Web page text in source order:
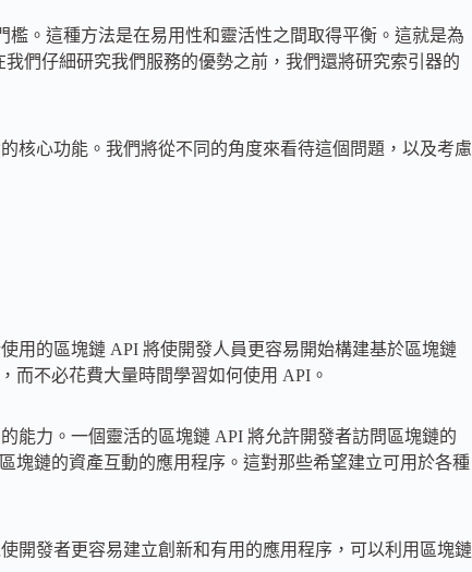
檻。這種方法是在易用性和靈活性之間取得平衡。這就是為
們仔細研究我們服務的優勢之前，我們還將研究索引器的
核心功能。我們將從不同的角度來看待這個問題，以及考慮
用的區塊鏈 API 將使開發人員更容易開始構建基於區塊鏈
而不必花費大量時間學習如何使用 API。
能力。一個靈活的區塊鏈 API 將允許開發者訪問區塊鏈的
塊鏈的資產互動的應用程序。這對那些希望建立可用於各種
開發者更容易建立創新和有用的應用程序，可以利用區塊鏈